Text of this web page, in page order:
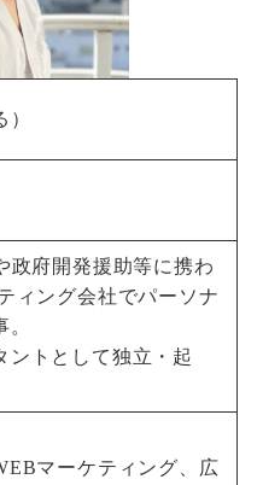
政府開発援助等に携わ
ィング会社でパーソナ
ントとして独立・起
マーケティング、広